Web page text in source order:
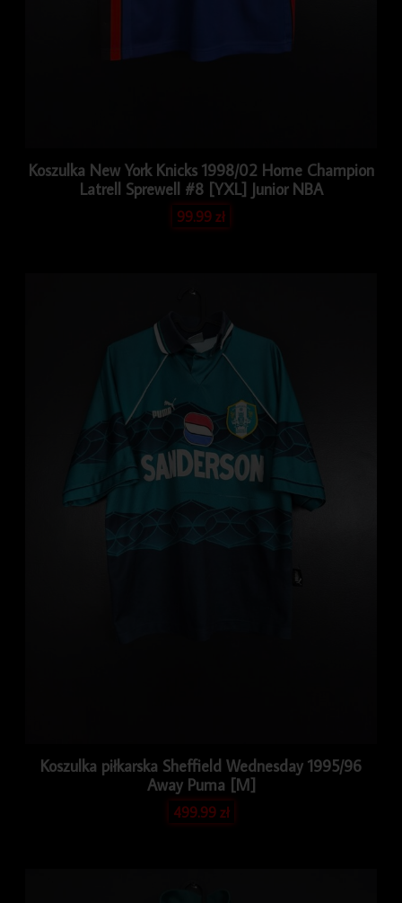
Koszulka New York Knicks 1998/02 Home Champion
Latrell Sprewell #8 [YXL] Junior NBA
99.99zł
Koszulka piłkarska Sheffield Wednesday 1995/96
Away Puma [M]
499.99zł